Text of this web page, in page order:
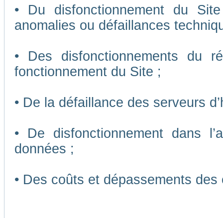
• Du disfonctionnement du
anomalies ou défaillances
• Des disfonctionnements du
fonctionnement du Site ;
• De la défaillance des serveurs
• De disfonctionnement dans
données ;
• Des coûts et dépassements